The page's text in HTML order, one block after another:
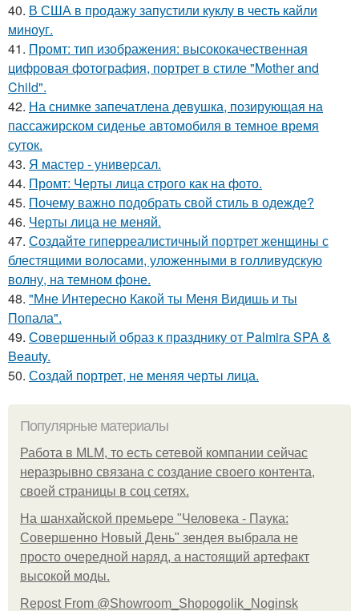
40. В США в продажу запустили куклу в честь кайли
миноуг.
41. Промт: тип изображения: высококачественная
цифровая фотография, портрет в стиле "Mother and
Child".
42. На снимке запечатлена девушка, позирующая на
пассажирском сиденье автомобиля в темное время
суток.
43. Я мастер - универсал.
44. Промт: Черты лица строго как на фото.
45. Почему важно подобрать свой стиль в одежде?
46. Черты лица не меняй.
47. Создайте гиперреалистичный портрет женщины с
блестящими волосами, уложенными в голливудскую
волну, на темном фоне.
48. "Мне Интересно Какой ты Меня Видишь и ты
Попала".
49. Совершенный образ к празднику от Palmira SPA &
Beauty.
50. Создай портрет, не меняя черты лица.
Популярные материалы
Работа в MLM, то есть сетевой компании сейчас
неразрывно связана с создание своего контента,
своей страницы в соц сетях.
На шанхайской премьере "Человека - Паука:
Совершенно Новый День" зендея выбрала не
просто очередной наряд, а настоящий артефакт
высокой моды.
Repost From @Showroom_Shopogolik_Noginsk